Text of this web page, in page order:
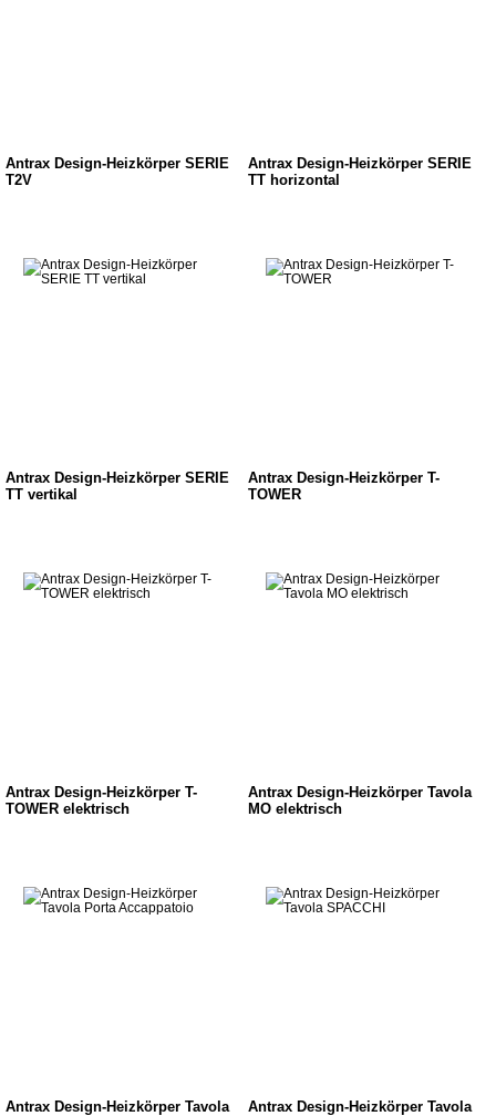
Antrax Design-Heizkörper SERIE
T2V
Antrax Design-Heizkörper SERIE
TT horizontal
Antrax Design-Heizkörper SERIE
TT vertikal
Antrax Design-Heizkörper T-
TOWER
Antrax Design-Heizkörper T-
TOWER elektrisch
Antrax Design-Heizkörper Tavola
MO elektrisch
Antrax Design-Heizkörper Tavola
Antrax Design-Heizkörper Tavola